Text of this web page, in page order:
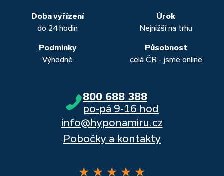
banka, Moneta a Raiffeisenbank.
Doba vyřízení
do 24 hodin
Úrok
Nejnižší na trhu
Podmínky
Výhodné
Působnost
celá ČR - jsme online
800 688 388
po-pá 9-16 hod
info@hyponamiru.cz
Pobočky a kontakty
★ ★ ★ ★ ★